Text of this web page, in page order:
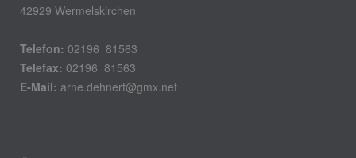
42929 Wermelskirchen
Telefon: 02196 81563
Telefax: 02196 81563
E-Mail: arne.dehnert@gmx.net